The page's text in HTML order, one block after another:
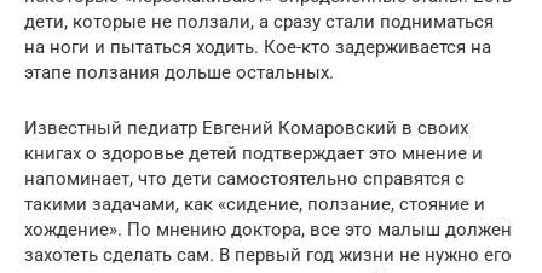
дети, которые не ползали, а сразу стали подниматься
на ноги и пытаться ходить. Кое-кто задерживается на
этапе ползания дольше остальных.
Известный педиатр Евгений Комаровский в своих
книгах о здоровье детей подтверждает это мнение и
напоминает, что дети самостоятельно справятся с
такими задачами, как «сидение, ползание, стояние и
хождение». По мнению доктора, все это малыш должен
захотеть сделать сам. В первый год жизни не нужно его